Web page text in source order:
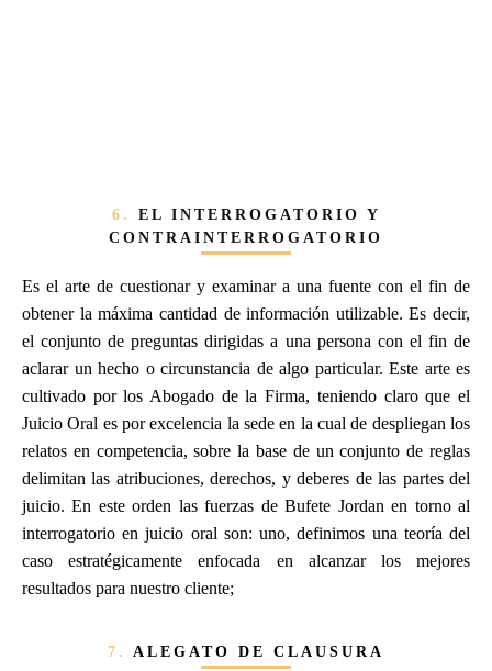
6. EL INTERROGATORIO Y
CONTRAINTERROGATORIO
Es el arte de cuestionar y examinar a una fuente con el fin de
obtener la máxima cantidad de información utilizable. Es decir,
el conjunto de preguntas dirigidas a una persona con el fin de
aclarar un hecho o circunstancia de algo particular. Este arte es
cultivado por los Abogado de la Firma, teniendo claro que el
Juicio Oral es por excelencia la sede en la cual de despliegan los
relatos en competencia, sobre la base de un conjunto de reglas
delimitan las atribuciones, derechos, y deberes de las partes del
juicio. En este orden las fuerzas de Bufete Jordan en torno al
interrogatorio en juicio oral son: uno, definimos una teoría del
caso estratégicamente enfocada en alcanzar los mejores
resultados para nuestro cliente;
7. ALEGATO DE CLAUSURA